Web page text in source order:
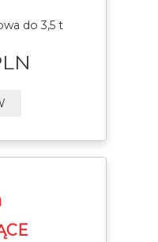
do 3,5 t